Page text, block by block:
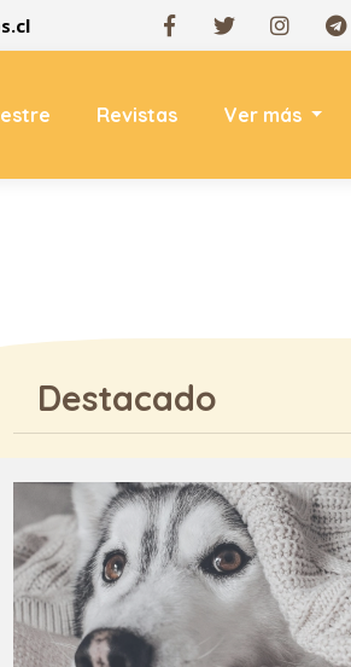
Revistas Ver más
Destacado